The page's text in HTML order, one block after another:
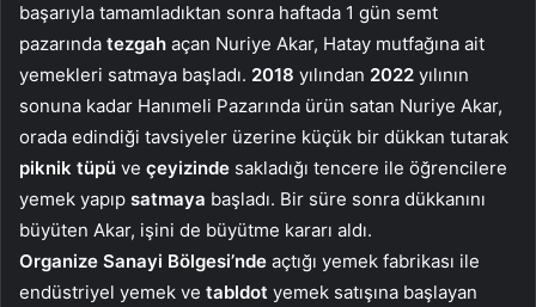
başarıyla tamamladıktan sonra haftada 1 gün semt
pazarında tezgah açan Nuriye Akar, Hatay mutfağına ait
yemekleri satmaya başladı. 2018 yılından 2022 yılının
sonuna kadar Hanımeli Pazarında ürün satan Nuriye Akar,
orada edindiği tavsiyeler üzerine küçük bir dükkan tutarak
piknik tüpü ve çeyizinde sakladığı tencere ile öğrencilere
yemek yapıp satmaya başladı. Bir süre sonra dükkanını
büyüten Akar, işini de büyütme kararı aldı.
Organize Sanayi Bölgesi’nde açtığı yemek fabrikası ile
endüstriyel yemek ve tabldot yemek satışına başlayan